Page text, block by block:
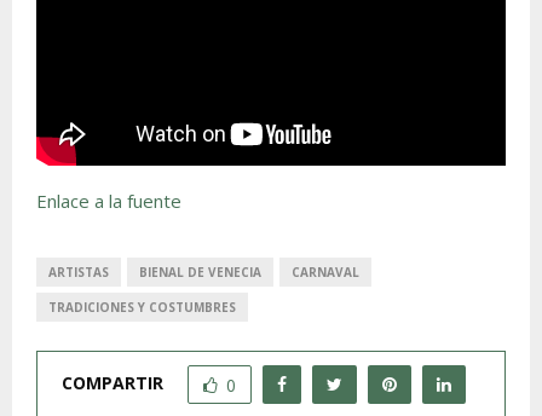
Enlace a la fuente
ARTISTAS BIENAL DE VENECIA CARNAVAL
TRADICIONES Y COSTUMBRES
COMPARTIR 0